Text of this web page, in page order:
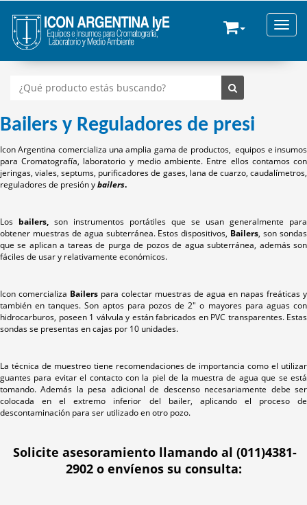
Bailers y Reguladores de presi
Icon Argentina comercializa una amplia gama de productos, equipos e insumos
para Cromatografía, laboratorio y medio ambiente. Entre ellos contamos con
jeringas, viales, septums, purificadores de gases, lana de cuarzo, caudalímetros,
reguladores de presión ybailers.
Los bailers, son instrumentos portátiles que se usan generalmente para
obtener muestras de agua subterránea. Estos dispositivos, Bailers, son sondas
que se aplican a tareas de purga de pozos de agua subterránea, además son
fáciles de usar y relativamente económicos.
Icon comercializa Bailers para colectar muestras de agua en napas freáticas y
también en tanques. Son aptos para pozos de 2" o mayores para aguas con
hidrocarburos, poseen 1 válvula y están fabricados en PVC transparentes. Estas
sondas se presentas en cajas por 10 unidades.
La técnica de muestreo tiene recomendaciones de importancia como el utilizar
guantes para evitar el contacto con la piel de la muestra de agua que se está
tomando. Además la pesa adicional de descenso necesariamente debe ser
colocada en el extremo inferior del bailer, aplicando el proceso de
descontaminación para ser utilizado en otro pozo.
Solicite asesoramiento llamando al (011)4381-
2902o envíenos su consulta: